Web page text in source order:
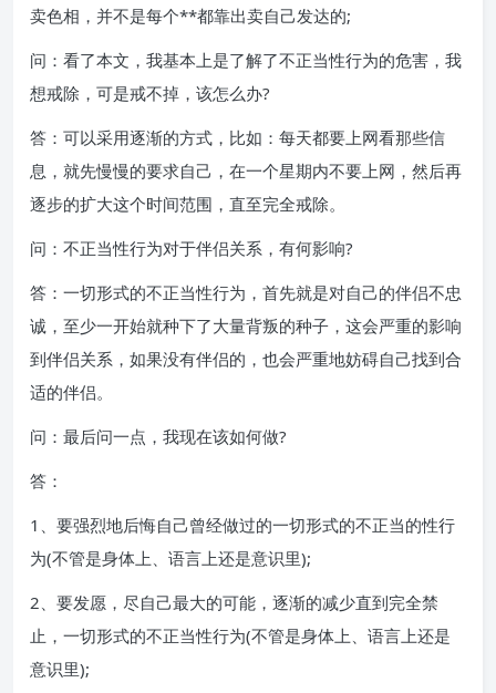
卖色相，并不是每个**都靠出卖自己发达的;
问：看了本文，我基本上是了解了不正当性行为的危害，我
想戒除，可是戒不掉，该怎么办?
答：可以采用逐渐的方式，比如：每天都要上网看那些信
息，就先慢慢的要求自己，在一个星期内不要上网，然后再
逐步的扩大这个时间范围，直至完全戒除。
问：不正当性行为对于伴侣关系，有何影响?
答：一切形式的不正当性行为，首先就是对自己的伴侣不忠
诚，至少一开始就种下了大量背叛的种子，这会严重的影响
到伴侣关系，如果没有伴侣的，也会严重地妨碍自己找到合
适的伴侣。
问：最后问一点，我现在该如何做?
答：
1、要强烈地后悔自己曾经做过的一切形式的不正当的性行
为(不管是身体上、语言上还是意识里);
2、要发愿，尽自己最大的可能，逐渐的减少直到完全禁
止，一切形式的不正当性行为(不管是身体上、语言上还是
意识里);